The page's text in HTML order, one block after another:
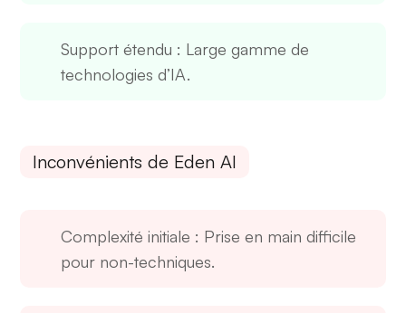
Support étendu : Large gamme de
technologies d’IA.
Inconvénients de Eden AI
Complexité initiale : Prise en main difficile
pour non-techniques.